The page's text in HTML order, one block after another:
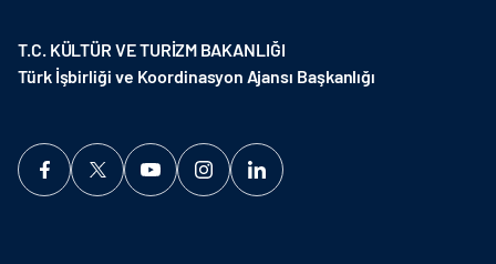
T.C. KÜLTÜR VE TURİZM BAKANLIĞI
Türk İşbirliği ve Koordinasyon Ajansı Başkanlığı